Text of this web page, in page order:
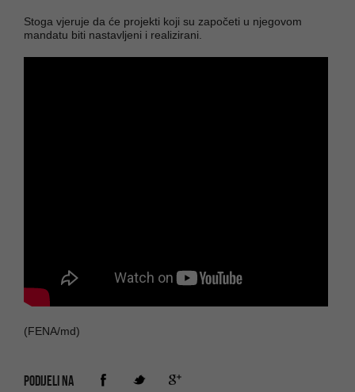
Stoga vjeruje da će projekti koji su započeti u njegovom
mandatu biti nastavljeni i realizirani.
(FENA/md)
PODIJELI NA